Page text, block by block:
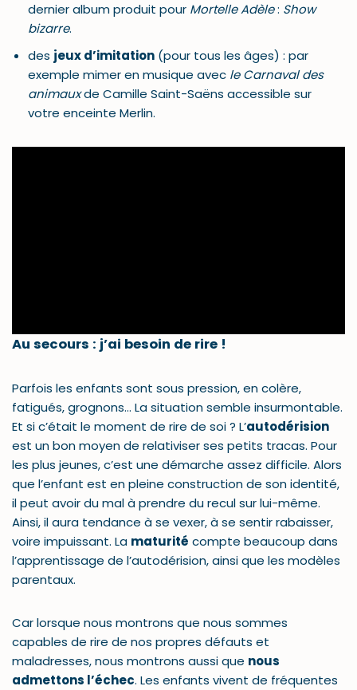
dernier album produit pour Mortelle Adèle: Show
bizarre.
des jeux d’imitation (pour tous les âges) : par
exemple mimer en musique avec le Carnaval des
animauxde Camille Saint-Saëns accessible sur
votre enceinte Merlin.
Au secours : j’ai besoin de rire !
Parfois les enfants sont sous pression, en colère,
fatigués, grognons… La situation semble insurmontable.
Et si c’était le moment de rire de soi ? L’autodérision
est un bon moyen de relativiser ses petits tracas. Pour
les plus jeunes, c’est une démarche assez difficile. Alors
que l’enfant est en pleine construction de son identité,
il peut avoir du mal à prendre du recul sur lui-même.
Ainsi, il aura tendance à se vexer, à se sentir rabaisser,
voire impuissant. La maturité compte beaucoup dans
l’apprentissage de l’autodérision, ainsi que les modèles
parentaux.
Car lorsque nous montrons que nous sommes
capables de rire de nos propres défauts et
maladresses, nous montrons aussi que nous
admettons l’échec. Les enfants vivent de fréquentes